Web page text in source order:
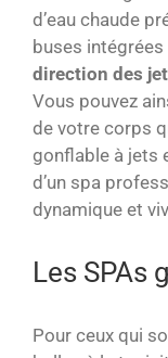
d’eau chaude
buses
direction des
Vous pouvez
de votre corps
gonflable à jets
d’un spa
dynamique et
Les SPAs
Pour ceux qui